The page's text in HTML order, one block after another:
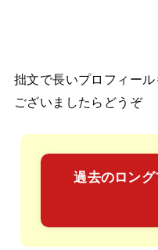
拙文で長いプロフィー
ございましたらどうぞ
過去のロン